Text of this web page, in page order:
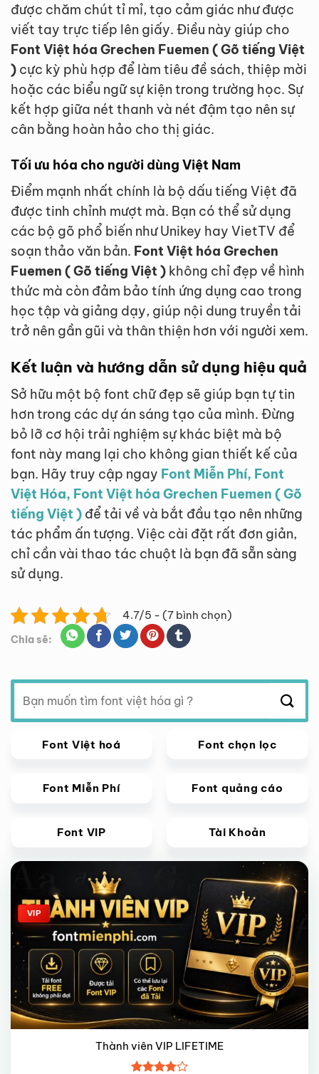
được chăm chút tỉ mỉ, tạo cảm giác như được
viết tay trực tiếp lên giấy. Điều này giúp cho
Font Việt hóa Grechen Fuemen ( Gõ tiếng Việt
) cực kỳ phù hợp để làm tiêu đề sách, thiệp mời
hoặc các biểu ngữ sự kiện trong trường học. Sự
kết hợp giữa nét thanh và nét đậm tạo nên sự
cân bằng hoàn hảo cho thị giác.
Tối ưu hóa cho người dùng Việt Nam
Điểm mạnh nhất chính là bộ dấu tiếng Việt đã
được tinh chỉnh mượt mà. Bạn có thể sử dụng
các bộ gõ phổ biến như Unikey hay VietTV để
soạn thảo văn bản. Font Việt hóa Grechen
Fuemen ( Gõ tiếng Việt ) không chỉ đẹp về hình
thức mà còn đảm bảo tính ứng dụng cao trong
học tập và giảng dạy, giúp nội dung truyền tải
trở nên gần gũi và thân thiện hơn với người xem.
Kết luận và hướng dẫn sử dụng hiệu quả
Sở hữu một bộ font chữ đẹp sẽ giúp bạn tự tin
hơn trong các dự án sáng tạo của mình. Đừng
bỏ lỡ cơ hội trải nghiệm sự khác biệt mà bộ
font này mang lại cho không gian thiết kế của
bạn. Hãy truy cập ngay Font Miễn Phí, Font
Việt Hóa, Font Việt hóa Grechen Fuemen ( Gõ
tiếng Việt ) để tải về và bắt đầu tạo nên những
tác phẩm ấn tượng. Việc cài đặt rất đơn giản,
chỉ cần vài thao tác chuột là bạn đã sẵn sàng
sử dụng.
4.7/5 - (7 bình chọn)
Chia sẽ:
Tìm
kiếm:
Font Việt hoá Font chọn lọc
Font Miễn Phí Font quảng cáo
Font VIP Tài Khoản
Giảm giá!
VIP
Thành viên VIP LIFETIME